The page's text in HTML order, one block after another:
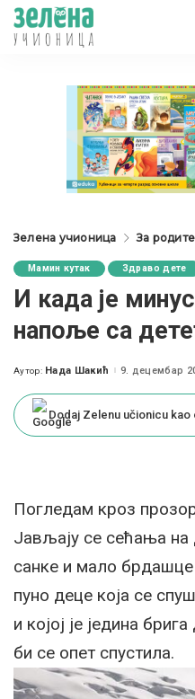
Зелена учионица За
Мамин кутак Здраво дете
И када је
напоље са
Posted
Аутор: Нада Шакић 9. децембар
Dodaj Zelenu učionicu
Погледам кроз
Јављају се сећања
санке и мало
пуно деце која се
и којој је једина
би се опет спустила.